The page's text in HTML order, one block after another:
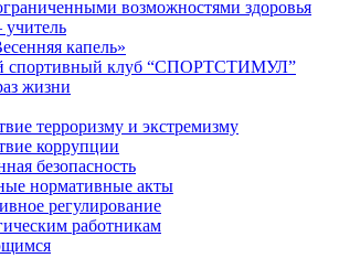
возможностями здоровья
капель»
спортивный клуб “СПОРТСТИМУЛ”
жизни
терроризму и экстремизму
коррупции
безопасность
нормативные акты
регулирование
работникам